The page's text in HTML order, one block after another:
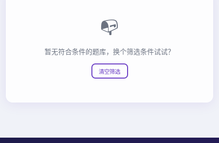
📭
暂无符合条件的题库，换个筛选条件试试？
清空筛选